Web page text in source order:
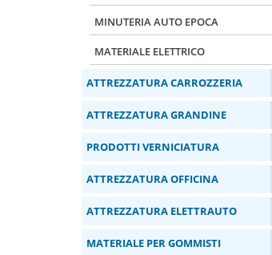
MINUTERIA AUTO EPOCA
MATERIALE ELETTRICO
ATTREZZATURA CARROZZERIA
ATTREZZATURA GRANDINE
PRODOTTI VERNICIATURA
ATTREZZATURA OFFICINA
ATTREZZATURA ELETTRAUTO
MATERIALE PER GOMMISTI